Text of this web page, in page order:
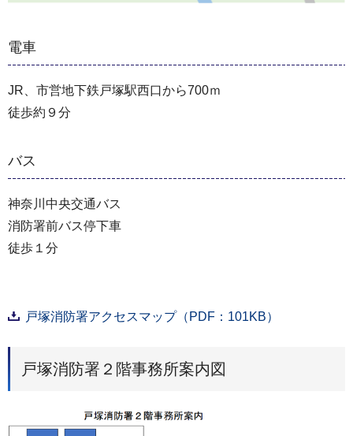
電車
JR、市営地下鉄戸塚駅西口から700ｍ
徒歩約９分
バス
神奈川中央交通バス
消防署前バス停下車
徒歩１分
戸塚消防署アクセスマップ（PDF：101KB）
戸塚消防署２階事務所案内図